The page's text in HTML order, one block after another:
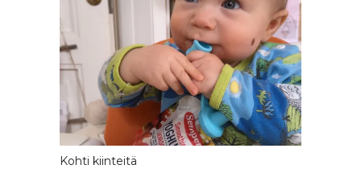
Kohti kiinteitä